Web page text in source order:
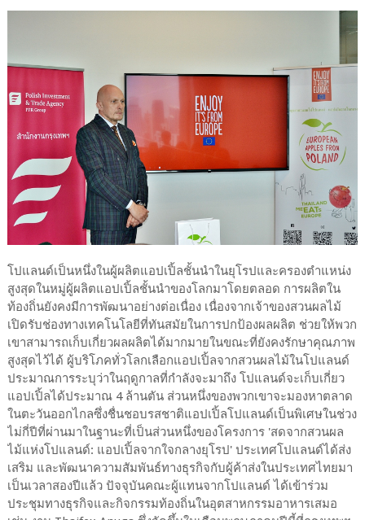
โปแลนด์เป็นหนึ่งในผู้ผลิตแอปเปิ้ลชั้นนำในยุโรปและครองตำแหน่ง
สูงสุดในหมู่ผู้ผลิตแอปเปิ้ลชั้นนำของโลกมาโดยตลอด การผลิตใน
ท้องถิ่นยังคงมีการพัฒนาอย่างต่อเนื่อง เนื่องจากเจ้าของสวนผลไม้
เปิดรับช่องทางเทคโนโลยีที่ทันสมัยในการปกป้องผลผลิต ช่วยให้พวก
เขาสามารถเก็บเกี่ยวผลผลิตได้มากมายในขณะที่ยังคงรักษาคุณภาพ
สูงสุดไว้ได้ ผู้บริโภคทั่วโลกเลือกแอปเปิ้ลจากสวนผลไม้ในโปแลนด์
ประมาณการระบุว่าในฤดูกาลที่กำลังจะมาถึง โปแลนด์จะเก็บเกี่ยว
แอปเปิ้ลได้ประมาณ 4 ล้านตัน ส่วนหนึ่งของพวกเขาจะมองหาตลาด
ในตะวันออกไกลซึ่งชื่นชอบรสชาติแอปเปิ้ลโปแลนด์เป็นพิเศษในช่วง
ไม่กี่ปีที่ผ่านมาในฐานะที่เป็นส่วนหนึ่งของโครงการ 'สดจากสวนผล
ไม้แห่งโปแลนด์: แอปเปิ้ลจากใจกลางยุโรป' ประเทศโปแลนด์ได้ส่ง
เสริม และพัฒนาความสัมพันธ์ทางธุรกิจกับผู้ค้าส่งในประเทศไทยมา
เป็นเวลาสองปีแล้ว ปัจจุบันคณะผู้แทนจากโปแลนด์ ได้เข้าร่วม
ประชุมทางธุรกิจและกิจกรรมท้องถิ่นในอุตสาหกรรมอาหารเสมอ